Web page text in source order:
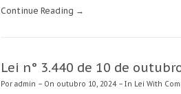
Continue Reading →
Lei n° 3.440 de 10 de
Por admin – On outubro 10, 2024 – In Lei With